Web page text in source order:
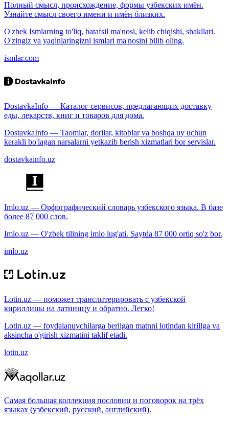
Полный смысл, происхождение, формы узбекских имён.
Узнайте смысл своего имени и имён близких.
O'zbek Ismlarning to'liq, batafsil ma'nosi, kelib chiqishi, shakllari.
O'zingiz va yaqinlaringizni ismlari ma'nosini bilib oling.
ismlar.com
DostavkaInfo — Каталог сервисов, предлагающих доставку
еды, лекарств, книг и товаров для дома.
DostavkaInfo — Taomlar, dorilar, kitoblar va boshqa uy uchun
kerakli bo'lagan narsalarni yetkazib berish xizmatlari bor servislar.
dostavkainfo.uz
Imlo.uz — Орфографический словарь узбекского языка. В базе
более 87 000 слов.
Imlo.uz — O'zbek tilining imlo lug'ati. Saytda 87 000 ortiq so'z bor.
imlo.uz
Lotin.uz — поможет транслитерировать с узбекской
кириллицы на латиницу и обратно. Легко!
Lotin.uz — foydalanuvchilarga berilgan matnni lotindan kirillga va
aksincha o'girish xizmatini taklif etadi.
lotin.uz
Самая большая коллекция пословиц и поговорок на трёх
языках (узбекский, русский, английский).